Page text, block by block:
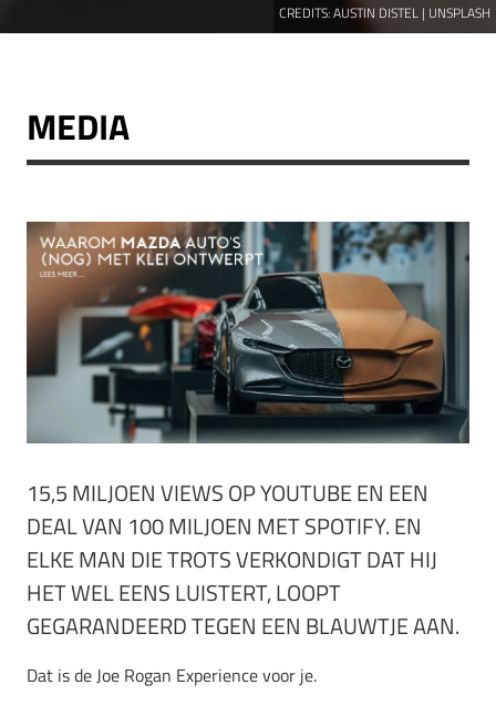
CREDITS:AUSTIN DISTEL | UNSPLASH
MEDIA
15,5 MILJOEN VIEWS OP YOUTUBE EN EEN
DEAL VAN 100 MILJOEN MET SPOTIFY. EN
ELKE MAN DIE TROTS VERKONDIGT DAT HIJ
HET WEL EENS LUISTERT, LOOPT
GEGARANDEERD TEGEN EEN BLAUWTJE AAN.
Dat is de Joe Rogan Experience voor je.